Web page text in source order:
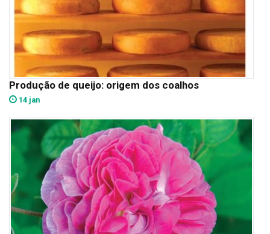
Produção de queijo: origem dos coalhos
14 jan